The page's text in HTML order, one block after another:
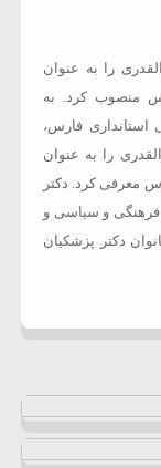
را به عنوان
منصوب کرد. به
استانداری فارس،
را به عنوان
معرفی کرد. دکتر
اجتماعی، فرهنگی و سیاسی و
دکتر پزشکیان